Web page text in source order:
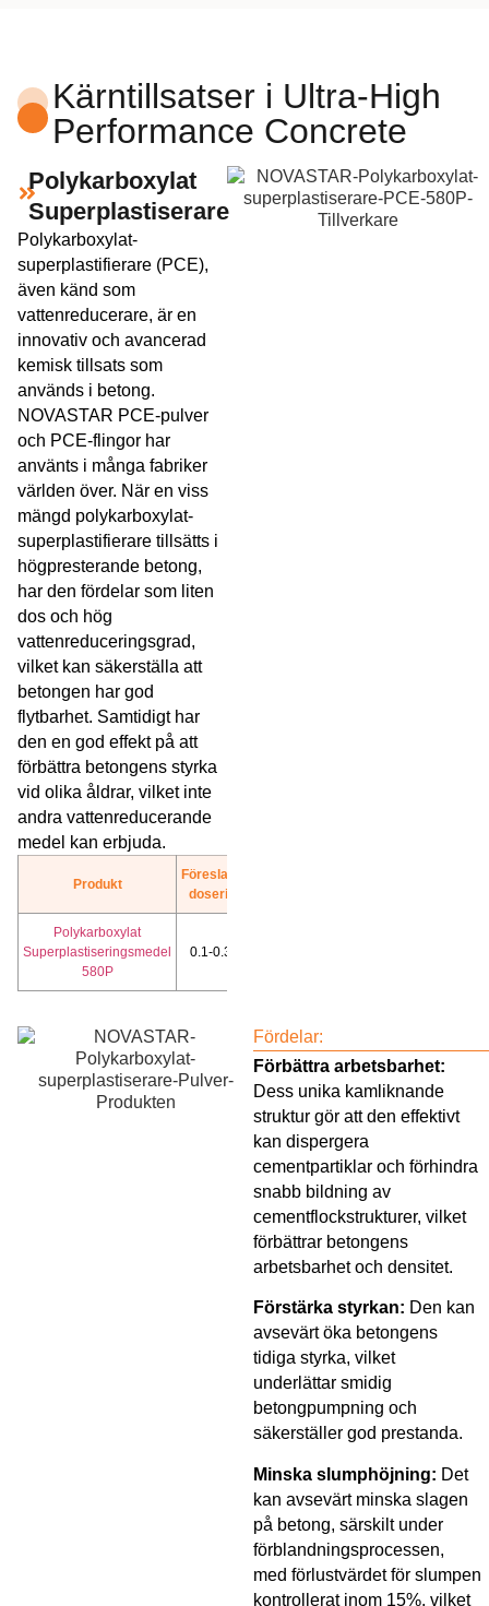
Kärntillsatser i Ultra-High
Performance Concrete
Polykarboxylat
Superplastiserare
Polykarboxylat-
superplastifierare (PCE),
även känd som
vattenreducerare, är en
innovativ och avancerad
kemisk tillsats som
används i betong.
NOVASTAR PCE-pulver
och PCE-flingor har
använts i många fabriker
världen över. När en viss
mängd polykarboxylat-
superplastifierare tillsätts i
högpresterande betong,
har den fördelar som liten
dos och hög
vattenreduceringsgrad,
vilket kan säkerställa att
betongen har god
flytbarhet. Samtidigt har
den en god effekt på att
förbättra betongens styrka
vid olika åldrar, vilket inte
andra vattenreducerande
medel kan erbjuda.
Produkt
Föreslagen
dosering
Polykarboxylat
Superplastiseringsmedel
580P
0.1-0.3%
Fördelar:
Förbättra arbetsbarhet:
Dess unika kamliknande
struktur gör att den effektivt
kan dispergera
cementpartiklar och förhindra
snabb bildning av
cementflockstrukturer, vilket
förbättrar betongens
arbetsbarhet och densitet.
Förstärka styrkan: Den kan
avsevärt öka betongens
tidiga styrka, vilket
underlättar smidig
betongpumpning och
säkerställer god prestanda.
Minska slumphöjning: Det
kan avsevärt minska slagen
på betong, särskilt under
förblandningsprocessen,
med förlustvärdet för slumpen
kontrollerat inom 15%, vilket